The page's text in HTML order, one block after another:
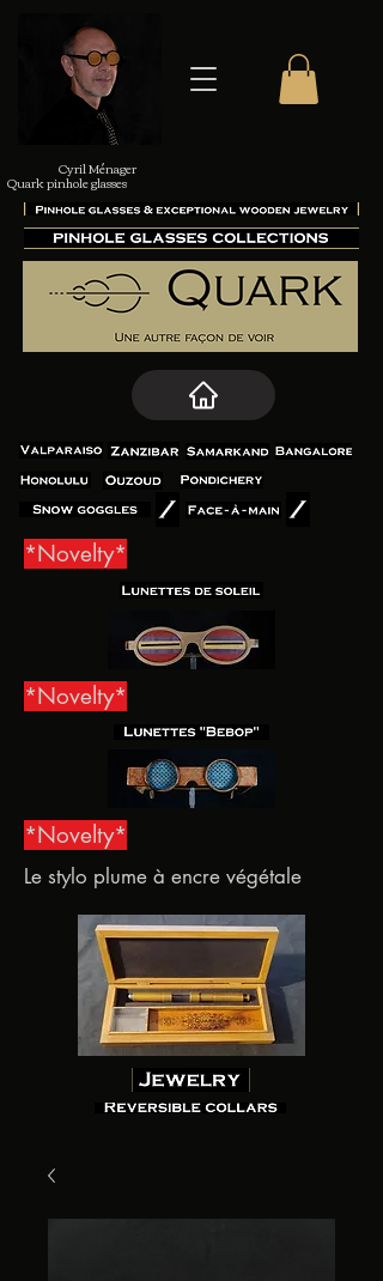
Cyril Ménager
Quark pinhole glasses
*Novelty*
*Novelty*
*Novelty*
Le stylo plume à encre végétale